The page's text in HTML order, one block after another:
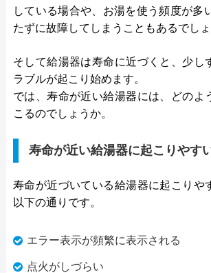
している場合や、お湯を使う頻度が多
たずに故障してしまうこともあるでしょ
そして給湯器は寿命に近づくと、少し
ラブルが起こり始めます。
では、寿命が近い給湯器には、どのよ
こるのでしょうか。
寿命が近い給湯器に起こりやす
寿命が近づいている給湯器に起こりや
以下の通りです。
エラー表示が頻繁に表示される
点火がしづらい